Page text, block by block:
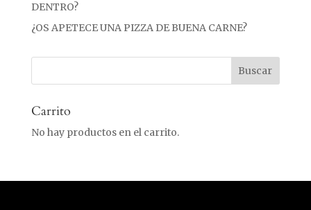
DENTRO?
¿OS APETECE UNA PIZZA DE BUENA CARNE?
Carrito
No hay productos en el carrito.